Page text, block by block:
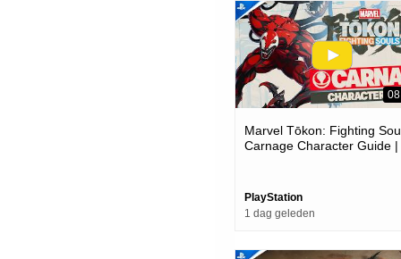
Marvel Tōkon: Fighting
Carnage Character Guide |
PlayStation
1 dag geleden